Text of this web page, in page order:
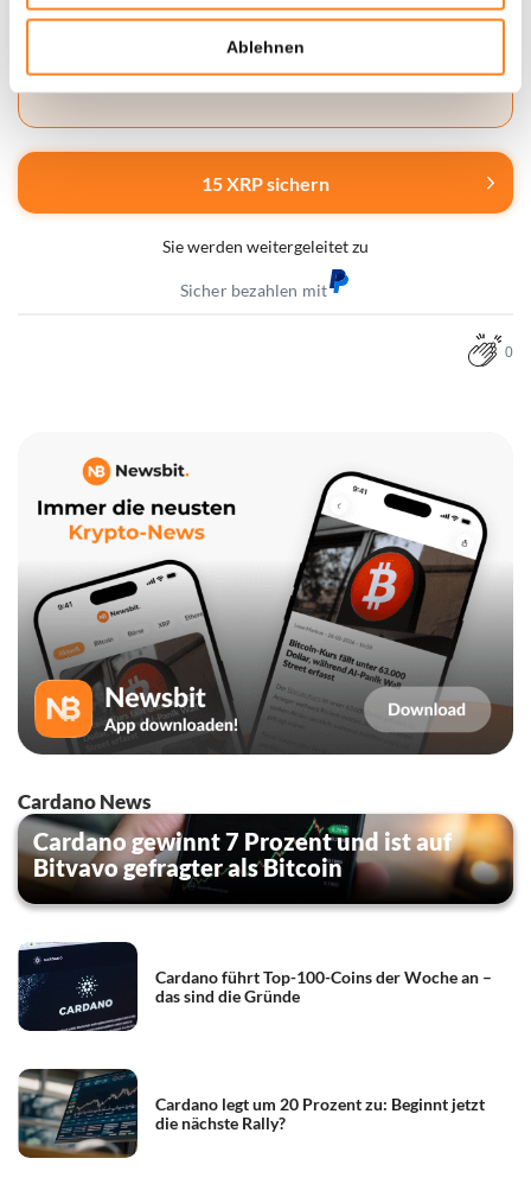
Ablehnen
Kryptowährungen sind mit Risiken verbunden. Du
kannst deine Einlage ganz oder teilweise verlieren.
15 XRP sichern
Sie werden weitergeleitet zu
Sicher bezahlen mit
0
Cardano News
Cardano gewinnt 7 Prozent und ist auf
Bitvavo gefragter als Bitcoin
Cardano führt Top-100-Coins der Woche an –
das sind die Gründe
Cardano legt um 20 Prozent zu: Beginnt jetzt
die nächste Rally?